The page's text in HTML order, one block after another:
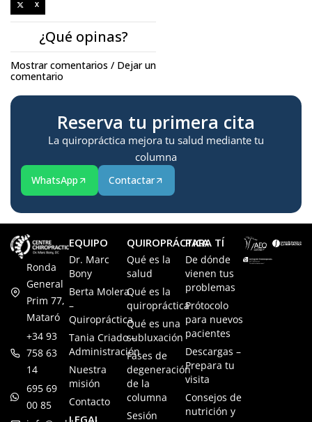
X
¿Qué opinas?
Mostrar comentarios / Dejar un
comentario
Reserva tu primera cita
La quiropráctica mejora tu salud mediante tu
columna
WhatsApp Contactar
Ronda
General
Prim 77,
Mataró
+34 93
758 63
14
695 69
00 85
EQUIPO
Dr. Marc
Bony
Berta Molera
–
Quiropráctica
Tania Criado –
Administración
Nuestra
misión
Contacto
LEGAL
QUIROPRÁCTICA
Qué es la
salud
Qué es la
quiropráctica
Qué es una
subluxación
Fases de
degeneración
de la
columna
Sesión
PARA TÍ
De dónde
vienen tus
problemas
Prótocolo
para nuevos
pacientes
Descargas –
Prepara tu
visita
Consejos de
nutrición y